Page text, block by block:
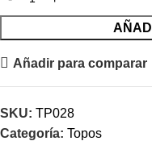
Añadir para comparar
SKU: TP028
Categoría: Topos